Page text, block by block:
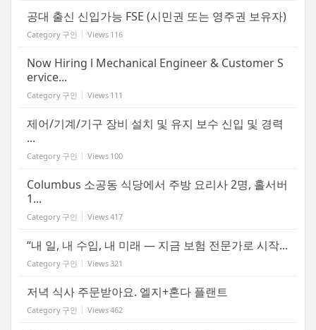
공대 출신 신입가능 FSE (시민권 또는 영주권 보유자)
Category 구인 Views 116
Now Hiring l Mechanical Engineer & Customer S
ervice...
Category 구인 Views 111
제어/기계/기구 장비 설치 및 유지 보수 신입 및 경력
...
Category 구인 Views 100
Columbus 소공동 식당에서 주방 요리사 2명, 홀서버
1...
Category 구인 Views417
“내 일, 내 수입, 내 미래 — 지금 보험 전문가로 시작...
Category 구인 Views321
저녁 식사 주문받아요. 엘지+혼다 플랜트
Category 구인 Views462